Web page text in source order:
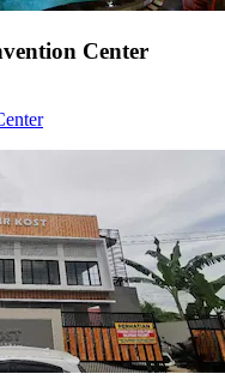
Center